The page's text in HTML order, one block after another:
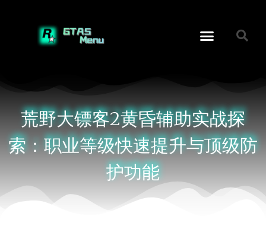
荒野大镖客2黄昏辅助实战探
索：职业等级快速提升与顶级防
护功能